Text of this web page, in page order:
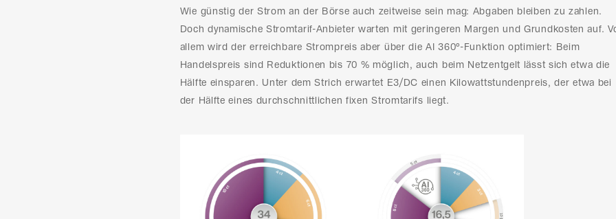
Wie günstig der Strom an der Börse auch zeitweise sein mag: Abgaben bleiben zu zahlen.
Doch dynamische Stromtarif-Anbieter warten mit geringeren Margen und Grundkosten auf.
allem wird der erreichbare Strompreis aber über die AI 360°-Funktion optimiert: Beim
Handelspreis sind Reduktionen bis 70 % möglich, auch beim Netzentgelt lässt sich etwa die
Hälfte einsparen. Unter dem Strich erwartet E3/DC einen Kilowattstundenpreis, der etwa bei
der Hälfte eines durchschnittlichen fixen Stromtarifs liegt.